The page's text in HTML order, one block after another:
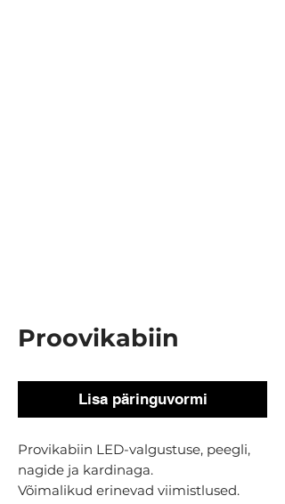
Proovikabiin
Lisa päringuvormi
Provikabiin LED-valgustuse, peegli,
nagide ja kardinaga.
Võimalikud erinevad viimistlused.